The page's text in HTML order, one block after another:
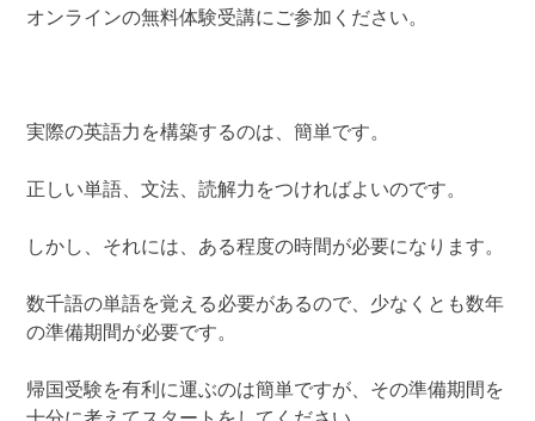
オンラインの無料体験受講にご参加ください。
実際の英語力を構築するのは、簡単です。
正しい単語、文法、読解力をつければよいのです。
しかし、それには、ある程度の時間が必要になります。
数千語の単語を覚える必要があるので、少なくとも数年
の準備期間が必要です。
帰国受験を有利に運ぶのは簡単ですが、その準備期間を